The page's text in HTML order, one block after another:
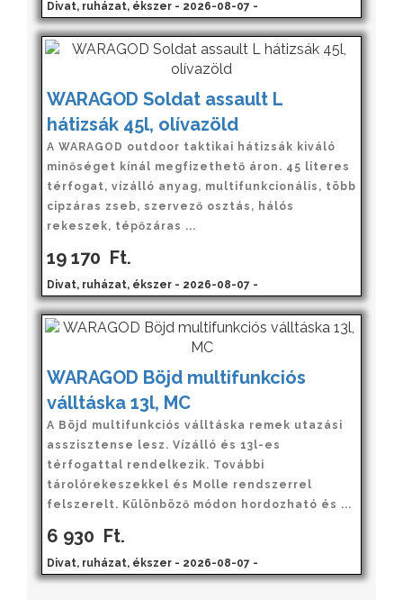
Divat, ruházat, ékszer - 2026-08-07 -
WARAGOD Soldat assault L
hátizsák 45l, olívazöld
A WARAGOD outdoor taktikai hátizsák kiváló
minőséget kínál megfizethető áron. 45 literes
térfogat, vízálló anyag, multifunkcionális, több
cipzáras zseb, szervező osztás, hálós
rekeszek, tépőzáras ...
19 170 Ft.
Divat, ruházat, ékszer - 2026-08-07 -
WARAGOD Böjd multifunkciós
válltáska 13l, MC
A Böjd multifunkciós válltáska remek utazási
asszisztense lesz. Vízálló és 13l-es
térfogattal rendelkezik. További
tárolórekeszekkel és Molle rendszerrel
felszerelt. Különböző módon hordozható és ...
6 930 Ft.
Divat, ruházat, ékszer - 2026-08-07 -